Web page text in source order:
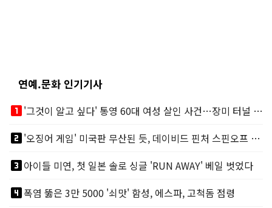
연예.문화 인기기사
looks_one
'그것이 알고 싶다' 통영 60대 여성 살인 사건…장미 터널 아래 킬러, 누구냐 넌?
looks_two
'오징어 게임' 미국판 무산된 듯, 데이비드 핀처 스핀오프 철회
looks_3아이들 미연, 첫 일본 솔로 싱글 'RUN AWAY' 베일 벗었다
looks_4폭염 뚫은 3만 5000 '쇠맛' 함성, 에스파, 고척돔 점령